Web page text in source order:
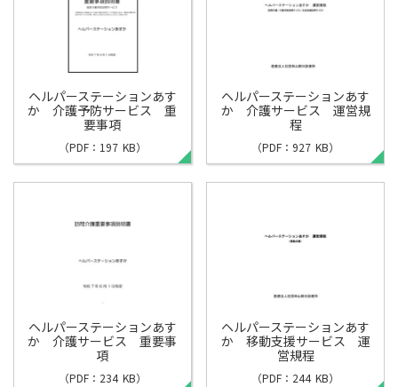
ヘルパーステーションあす
か 介護予防サービス 重
要事項
（PDF：197 KB）
ヘルパーステーションあす
か 介護サービス 運営規
程
（PDF：927 KB）
ヘルパーステーションあす
か 介護サービス 重要事
項
（PDF：234 KB）
ヘルパーステーションあす
か 移動支援サービス 運
営規程
（PDF：244 KB）